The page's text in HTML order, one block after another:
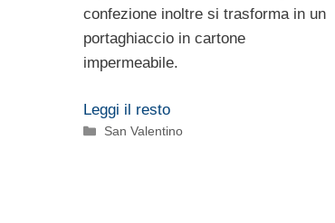
confezione inoltre si trasforma in un
portaghiaccio in cartone
impermeabile.
Leggi il resto
Categorie
San Valentino